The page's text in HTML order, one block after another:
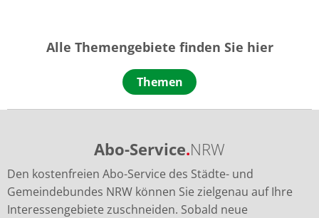
Alle Themengebiete finden Sie hier
Themen
Abo-Service.NRW
Den kostenfreien Abo-Service des Städte- und
Gemeindebundes NRW können Sie zielgenau auf Ihre
Interessengebiete zuschneiden. Sobald neue